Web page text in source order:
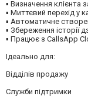
▪ Визначення клієнта
▪ Миттєвий перехід у
▪ Автоматичне
▪ Збереження історії
▪ Працює з CallsApp
Ідеально для:
Відділів продажу
Служби підтримки